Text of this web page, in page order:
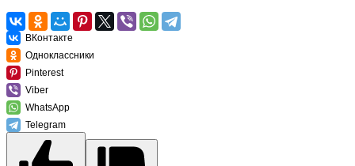
ВКонтакте
Одноклассники
Pinterest
Viber
WhatsApp
Telegram